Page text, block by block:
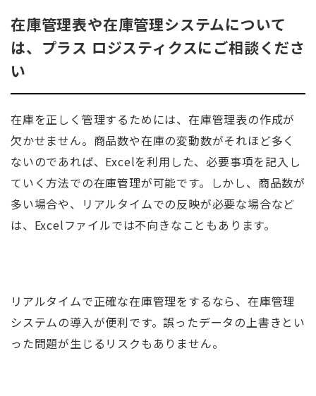
在庫管理表や在庫管理システムについて
は、プラス ロジスティクスにご相談くださ
い
在庫を正しく管理するためには、在庫管理表の作成が
欠かせません。商品数や在庫の変動数がそれほど多く
ないのであれば、Excelを利用した、必要事項を記入し
ていく方法での在庫管理が可能です。しかし、商品数が
多い場合や、リアルタイムでの反映が必要な場合など
は、Excelファイルでは不向きなこともあります。
リアルタイムで正確な在庫管理をするなら、在庫管理
システムの導入が便利です。誤ったデータの上書きとい
った問題が生じるリスクもありません。